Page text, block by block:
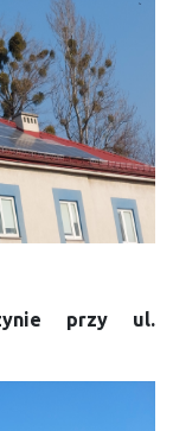
przy ul.